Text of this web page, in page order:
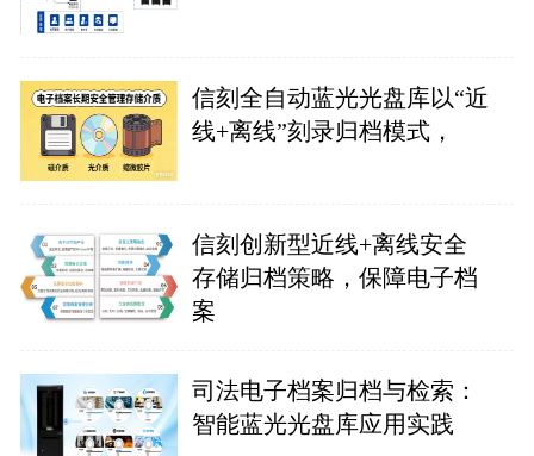
信刻全自动蓝光光盘库以“近
线+离线”刻录归档模式，
信刻创新型近线+离线安全
存储归档策略，保障电子档
案
司法电子档案归档与检索：
智能蓝光光盘库应用实践